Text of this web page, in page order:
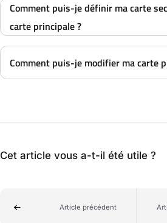
Comment puis-je définir ma carte
carte principale ?
Comment puis-je modifier ma carte
Cet article vous a-t-il été utile ?
Article précédent